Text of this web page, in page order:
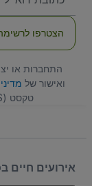
הצטרפו
התחברות או
ואישור של
טקסט (SMS), ובאפשרותך לבטל אותן בכל עת.
אירועים חיים